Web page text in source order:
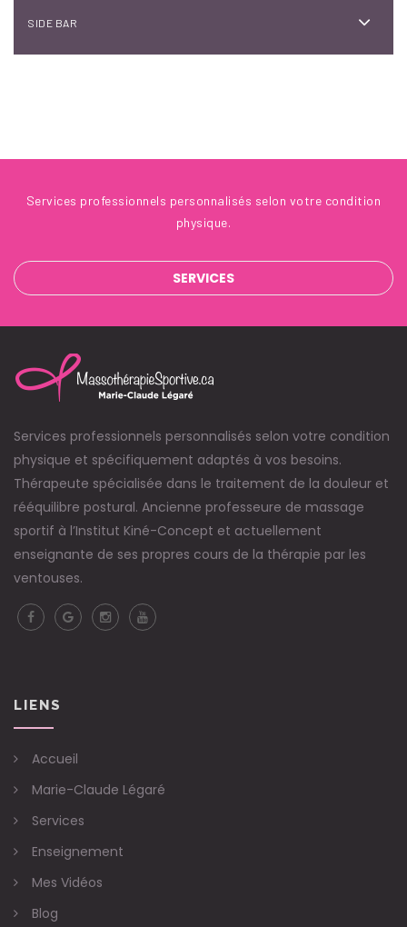
SIDE BAR
Services professionnels personnalisés selon votre condition
physique.
SERVICES
Services professionnels personnalisés selon votre condition
physique et spécifiquement adaptés à vos besoins.
Thérapeute spécialisée dans le traitement de la douleur et
rééquilibre postural. Ancienne professeure de massage
sportif à l’Institut Kiné-Concept et actuellement
enseignante de ses propres cours de la thérapie par les
ventouses.
LIENS
Accueil
Marie-Claude Légaré
Services
Enseignement
Mes Vidéos
Blog